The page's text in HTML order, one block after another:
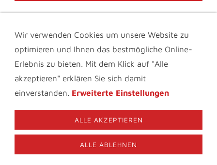
INFOTHEK
BLOGS FÜR BLUMENFREUNDE
VIDEOS
AGB
MATERIALBESCHREIBUNG
COOKIES
Sie das Urheberrecht und verwenden Sie die Texte und
schriftliche Genehmigung.
09126-287131
Nature to Print Im Birkig 22 91338 Igensdorf
Wir verwenden Cookies um unsere Website zu
optimieren und Ihnen das bestmögliche Online-
Erlebnis zu bieten. Mit dem Klick auf "Alle
akzeptieren" erklären Sie sich damit
einverstanden. Erweiterte Einstellungen
ALLE AKZEPTIEREN
ALLE ABLEHNEN